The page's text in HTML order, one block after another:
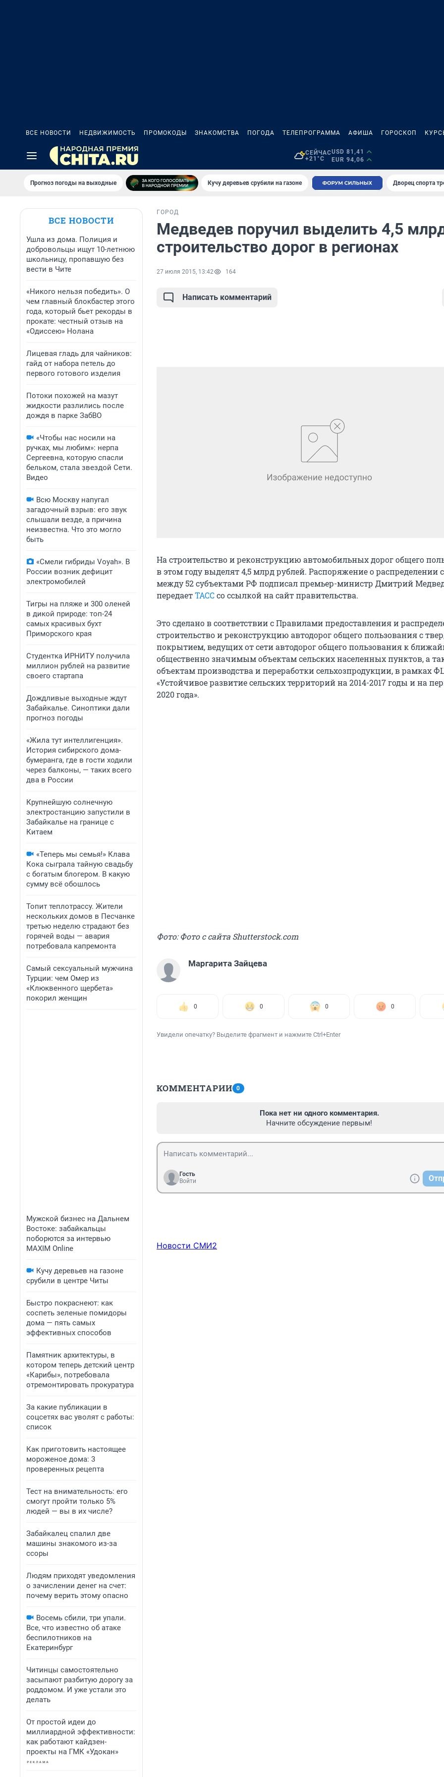
ВСЕ НОВОСТИ НЕДВИЖИМОСТЬ ПРОМОКОДЫ ЗНАКОМСТВА ПОГОДА ТЕЛЕПРОГРАММА АФИША ГОРОСКОП
СЕЙЧАС
+21°C
USD 81,41
EUR 94,06
Прогноз погоды на выходные Кучу деревьев срубили на газоне Дворец спорта
ВСЕ НОВОСТИ
Ушла из дома. Полиция и
добровольцы ищут 10-летнюю
школьницу, пропавшую без
вести в Чите
«Никого нельзя победить». О
чем главный блокбастер этого
года, который бьет рекорды в
прокате: честный отзыв на
«Одиссею» Нолана
Лицевая гладь для чайников:
гайд от набора петель до
первого готового изделия
Потоки похожей на мазут
жидкости разлились после
дождя в парке ЗабВО
«Чтобы нас носили на
ручках, мы любим»: нерпа
Сергеевна, которую спасли
бельком, стала звездой Сети.
Видео
Всю Москву напугал
загадочный взрыв: его звук
слышали везде, а причина
неизвестна. Что это могло
быть
«Смели гибриды Voyah». В
России возник дефицит
электромобилей
Тигры на пляже и 300 оленей
в дикой природе: топ-24
самых красивых бухт
Приморского края
Студентка ИРНИТУ получила
миллион рублей на развитие
своего стартапа
Дождливые выходные ждут
Забайкалье. Синоптики дали
прогноз погоды
«Жила тут интеллигенция».
История сибирского дома-
бумеранга, где в гости ходили
через балконы, — таких всего
два в России
Крупнейшую солнечную
электростанцию запустили в
Забайкалье на границе с
Китаем
«Теперь мы семья!» Клава
Кока сыграла тайную свадьбу
с богатым блогером. В какую
сумму всё обошлось
Топит теплотрассу. Жители
нескольких домов в Песчанке
третью неделю страдают без
горячей воды — авария
потребовала капремонта
Самый сексуальный мужчина
Турции: чем Омер из
«Клюквенного щербета»
покорил женщин
Мужской бизнес на Дальнем
Востоке: забайкальцы
поборются за интервью
MAXIM Online
Кучу деревьев на газоне
срубили в центре Читы
Быстро покраснеют: как
соспеть зеленые помидоры
дома — пять самых
эффективных способов
Памятник архитектуры, в
котором теперь детский центр
«Карибы», потребовала
отремонтировать прокуратура
За какие публикации в
соцсетях вас уволят с работы:
список
Как приготовить настоящее
мороженое дома: 3
проверенных рецепта
Тест на внимательность: его
смогут пройти только 5%
людей — вы в их числе?
Забайкалец спалил две
машины знакомого из-за
ссоры
Людям приходят уведомления
о зачислении денег на счет:
почему верить этому опасно
Восемь сбили, три упали.
Все, что известно об атаке
беспилотников на
Екатеринбург
Читинцы самостоятельно
засыпают разбитую дорогу за
роддомом. И уже устали это
делать
От простой идеи до
миллиардной эффективности:
как работают кайдзен-
проекты на ГМК «Удокан»
ГОРОД
Медведев поручил выделить 4,5
строительство дорог в регионах
27 июля 2015, 13:42 164
Написать комментарий
На строительство и реконструкцию автомобильных дорог общего
в этом году выделят 4,5 млрд рублей. Распоряжение о распределении
между 52 субъектами РФ подписал премьер-министр Дмитрий
передаетТАССсо ссылкой на сайт правительства.
Это сделано в соответствии с Правилами предоставления и
строительство и реконструкцию автодорог общего пользования с
покрытием, ведущих от сети автодорог общего пользования к
общественно значимым объектам сельских населенных пунктов, а
объектам производства и переработки сельхозпродукции, в рамках
«Устойчивое развитие сельских территорий на 2014-2017 годы и на
2020 года».
Фото: Фото с сайта Shutterstock.com
Маргарита Зайцева
0 0 0 0
Увидели опечатку? Выделите фрагмент и нажмите Ctrl+Enter
КОММЕНТАРИИ 0
Пока нет ни одного комментария.
Начните обсуждение первым!
Гость
Войти
Новости СМИ2